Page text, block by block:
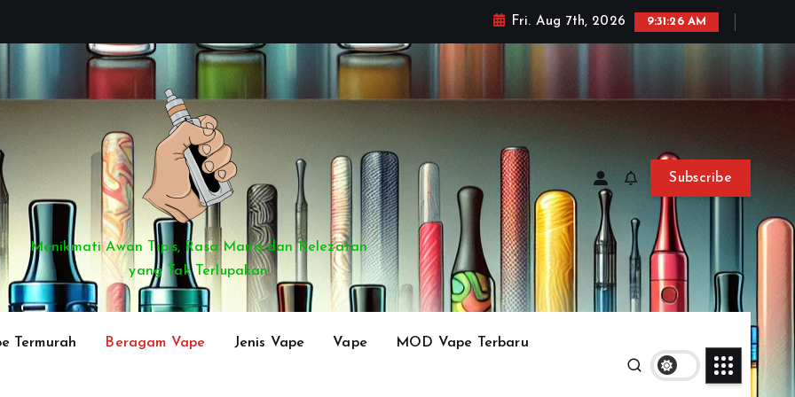
Fri. Aug 7th, 2026 9:31:29 AM
Menikmati Awan Tipis, Rasa Manis dan Kelezatan
yang Tak Terlupakan
Subscribe
Termurah Beragam Vape Jenis Vape Vape MOD Vape Terbaru